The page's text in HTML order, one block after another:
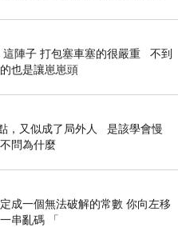
發現4月中有個空檔，所
陣子 打包塞車塞的很嚴重 不到
也是讓崽崽頭
，又似成了局外人 是該學會慢
問為什麼
成一個無法破解的常數 你向左移
串亂碼 「